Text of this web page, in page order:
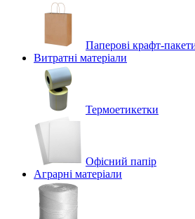
Паперові крафт-
Витратні матеріали
Термоетикетки
Офісний папір
Аграрні матеріали